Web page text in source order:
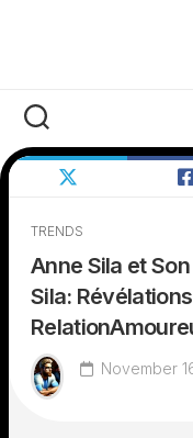
TRENDS
Anne Sila et
Sila:
November